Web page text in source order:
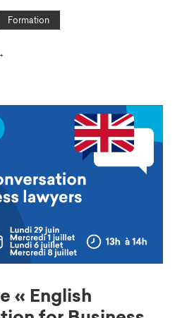
Formation
« English